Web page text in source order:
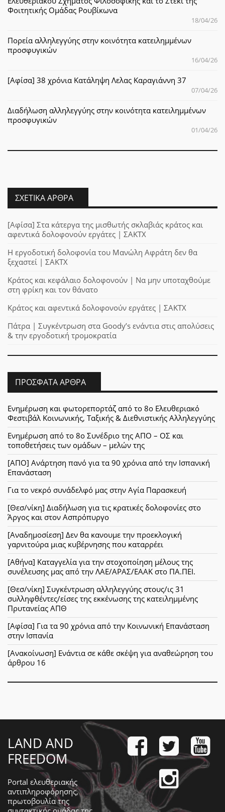
Φοιτητικής Ομάδας Ρουβίκωνα
18/04/26
Πορεία αλληλεγγύης στην κοινότητα κατειλημμένων
προσφυγικών
16/04/26
[Αφίσα] 38 χρόνια Κατάληψη Λελας Καραγιάννη 37
07/04/26
Διαδήλωση αλληλεγγύης στην κοινότητα κατειλημμένων
προσφυγικών
01/04/26
ΣΧΕΤΙΚΆ ΆΡΘΡΑ
[Αφίσα] Στα κάτεργα της μισθωτής σκλαβιάς κράτος και
αφεντικά δολοφονούν εργάτες | ΣΑΚΤΧ
Η εργοδοτική δολοφονία του Μανώλη Αφράτη δεν θα
ξεχαστεί | ΣΑΚΤΧ
Κράτος και κεφάλαιο δολοφονούν | Να μην υποταχθούμε
στη φρίκη και τον θάνατο
Κράτος και αφεντικά δολοφονούν εργάτες | ΣΑΚΤΧ
Πάτρα | Συγκέντρωση στα Goody’s ενάντια στις απολύσεις
& την εργοδοτική τρομοκρατία
ΠΡΌΣΦΑΤΑ ΆΡΘΡΑ
Ενημέρωση και φωτορεπορτάζ από το 8ο Ελευθεριακό
Φεστιβάλ Κοινωνικής, Ταξικής & Διεθνιστικής Αλληλεγγύης
Ενημέρωση από το 8ο Συνέδριο της ΑΠΟ – ΟΣ και
τοποθετήσεις των ομάδων – μελών της
[ΑΠΟ] Ανάρτηση πανό για τα 90 χρόνια από την Ισπανική
Επανάσταση
Για το νεκρό συνάδελφό μας στην Αγία Παρασκευή
[Θεσ/νίκη] Διαδήλωση για τις κρατικές δολοφονίες στο
Άργος και στον Ασπρόπυργο
[Αναδημοσίεση] Δεν θα κανουμε την προεκλογική
γαρνιτούρα μιας κυβέρνησης που καταρρέει
[Αθήνα] Καταγγελία για την στοχοποίηση μέλους της
συνέλευσης μας από την ΛΑΕ/ΑΡΑΣ/ΕΑΑΚ στο ΠΑ.ΠΕΙ.
[Θεσ/νίκη] Συγκέντρωση αλληλεγγύης στους/ις 31
συλληφθέντες/είσες της εκκένωσης της κατειλημμένης
Πρυτανείας ΑΠΘ
[Αφίσα] Για τα 90 χρόνια από την Κοινωνική Επανάσταση
στην Ισπανία
[Ανακοίνωση] Ενάντια σε κάθε σκέψη για αναθεώρηση του
άρθρου 16
LAND AND
FREEDOM
Portal ελευθεριακής
αντιπληροφόρησης,
πρωτοβουλία της